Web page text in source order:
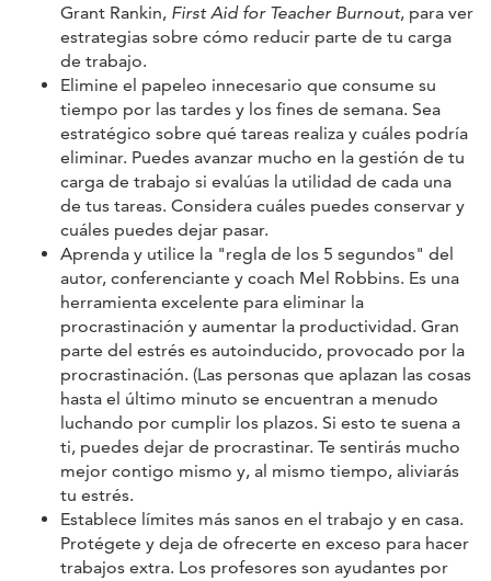
Grant Rankin, First Aid for Teacher Burnout, para ver
estrategias sobre cómo reducir parte de tu carga
de trabajo.
Elimine el papeleo innecesario que consume su
tiempo por las tardes y los fines de semana. Sea
estratégico sobre qué tareas realiza y cuáles podría
eliminar. Puedes avanzar mucho en la gestión de tu
carga de trabajo si evalúas la utilidad de cada una
de tus tareas. Considera cuáles puedes conservar y
cuáles puedes dejar pasar.
Aprenda y utilice la "regla de los 5 segundos" del
autor, conferenciante y coach Mel Robbins. Es una
herramienta excelente para eliminar la
procrastinación y aumentar la productividad. Gran
parte del estrés es autoinducido, provocado por la
procrastinación. (Las personas que aplazan las cosas
hasta el último minuto se encuentran a menudo
luchando por cumplir los plazos. Si esto te suena a
ti, puedes dejar de procrastinar. Te sentirás mucho
mejor contigo mismo y, al mismo tiempo, aliviarás
tu estrés.
Establece límites más sanos en el trabajo y en casa.
Protégete y deja de ofrecerte en exceso para hacer
trabajos extra. Los profesores son ayudantes por